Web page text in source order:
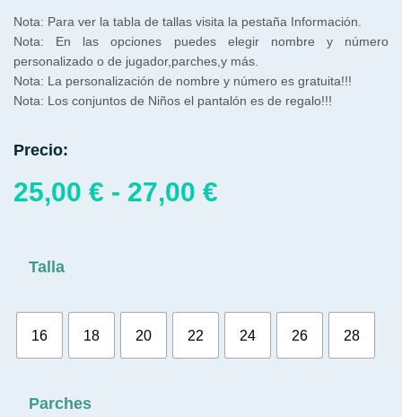
Nota: Para ver la tabla de tallas visita la pestaña Información.
Nota: En las opciones puedes elegir nombre y número
personalizado o de jugador,parches,y más.
Nota: La personalización de nombre y número es gratuita!!!
Nota: Los conjuntos de Niños el pantalón es de regalo!!!
Precio:
25,00 € - 27,00 €
Talla
16 18 20 22 24 26 28
Parches